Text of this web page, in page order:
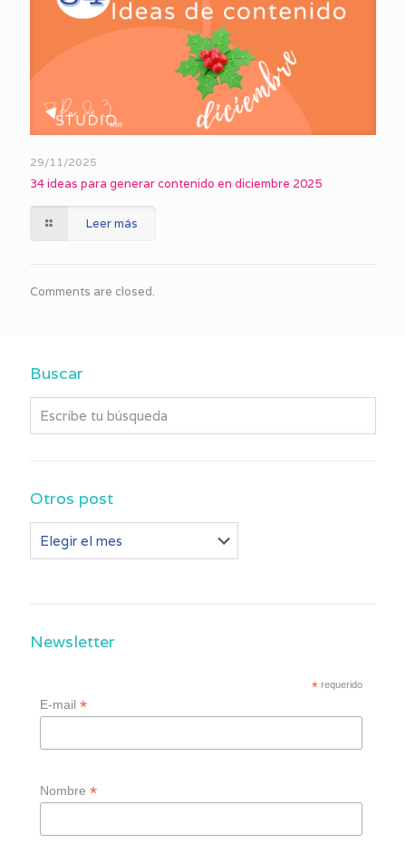
29/11/2025
34 ideas para generar contenido en diciembre 2025
Leer más
Comments are closed.
Buscar
Otros post
post
Newsletter
* requerido
E-mail*
Nombre*